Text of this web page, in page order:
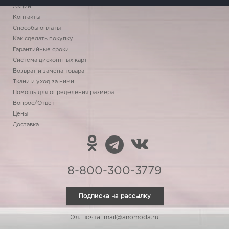
Акции
Контакты
Способы оплаты
Как сделать покупку
Гарантийные сроки
Система дисконтных карт
Возврат и замена товара
Ткани и уход за ними
Помощь для определения размера
Вопрос/Ответ
Цены
Доставка
8-800-300-3779
Подписка на рассылку
Эл. почта: mail@anomoda.ru